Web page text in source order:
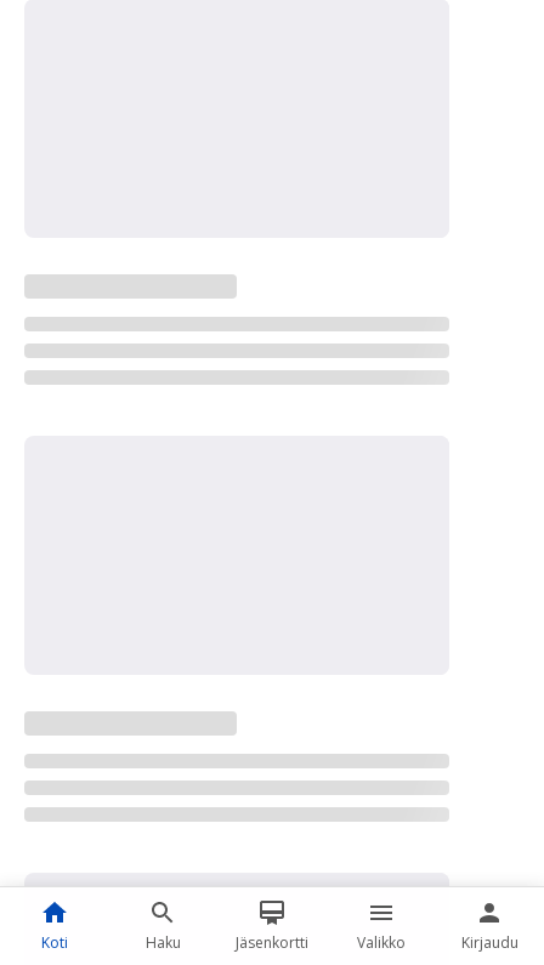
Koti Haku Jäsenkortti Valikko Kirjaudu